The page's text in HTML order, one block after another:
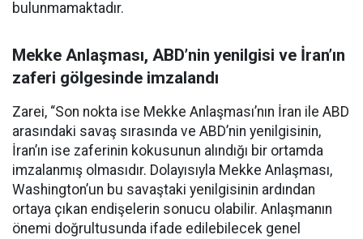
bulunmamaktadır.
Mekke Anlaşması, ABD’nin yenilgisi ve İran’ın
zaferi gölgesinde imzalandı
Zarei, “Son nokta ise Mekke Anlaşması’nın İran ile ABD
arasındaki savaş sırasında ve ABD’nin yenilgisinin,
İran’ın ise zaferinin kokusunun alındığı bir ortamda
imzalanmış olmasıdır. Dolayısıyla Mekke Anlaşması,
Washington’un bu savaştaki yenilgisinin ardından
ortaya çıkan endişelerin sonucu olabilir. Anlaşmanın
önemi doğrultusunda ifade edilebilecek genel